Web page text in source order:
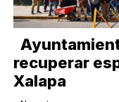
recuperar
Xalapa